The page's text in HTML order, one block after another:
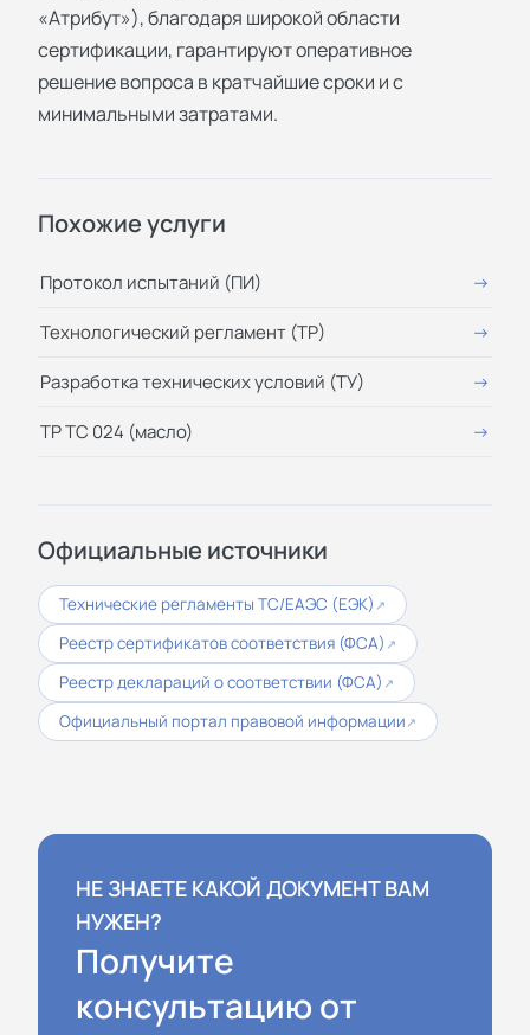
«Атрибут»), благодаря широкой области
сертификации, гарантируют оперативное
решение вопроса в кратчайшие сроки и с
минимальными затратами.
Похожие услуги
Протокол испытаний (ПИ)
Технологический регламент (ТР)
Разработка технических условий (ТУ)
ТР ТС 024 (масло)
Официальные источники
Технические регламенты ТС/ЕАЭС (ЕЭК) ↗
Реестр сертификатов соответствия (ФСА) ↗
Реестр деклараций о соответствии (ФСА) ↗
Официальный портал правовой информации ↗
НЕ ЗНАЕТЕ КАКОЙ ДОКУМЕНТ ВАМ
НУЖЕН?
Получите
консультацию от